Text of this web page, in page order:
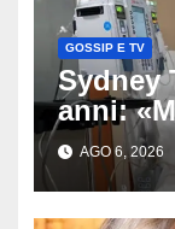
GOSSIP E TV
Sydney
anni:
andare
AGO 6, 2026